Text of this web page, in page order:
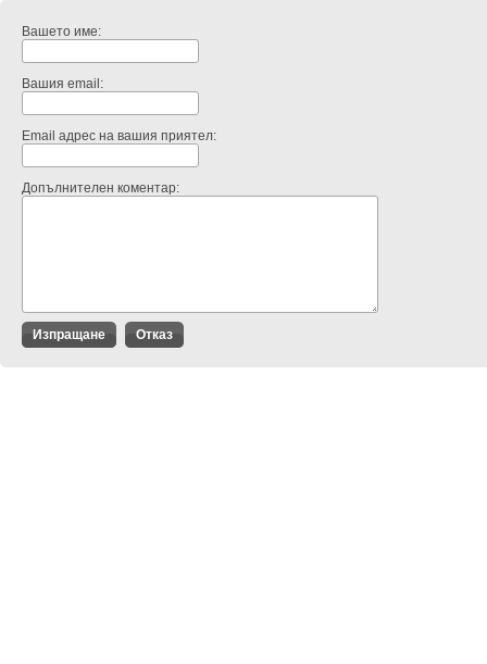
Вашето име:
Вашия email:
Email адрес на вашия приятел:
Допълнителен коментар: